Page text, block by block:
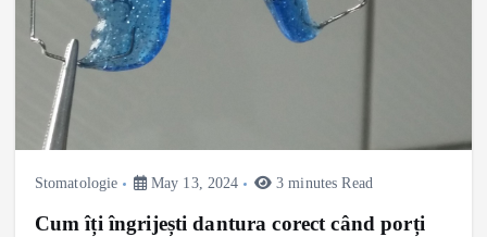
Stomatologie May 13, 2024 3 minutes Read
Cum îți îngrijești dantura corect când porți